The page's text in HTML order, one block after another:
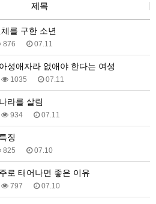
제목
를 구한 소년
876 07.11
성애자라 없애야 한다는 여성
1035 07.11
라를 살림
934 07.11
징
825 07.10
로 태어나면 좋은 이유
797 07.10